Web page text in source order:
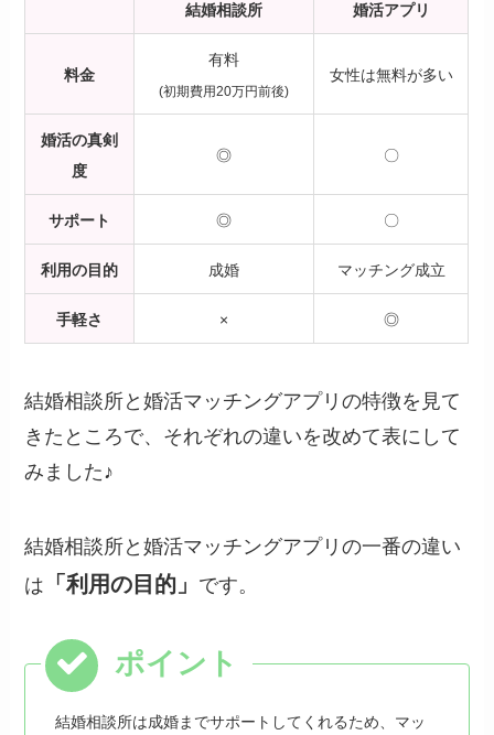
結婚相談所 婚活アプリ
料金
有料
(初期費用20万円前後)
女性は無料が多い
婚活の真剣
度
◎ 〇
サポート ◎ 〇
利用の目的 成婚 マッチング成立
手軽さ × ◎
結婚相談所と婚活マッチングアプリの特徴を見て
きたところで、それぞれの違いを改めて表にして
みました♪
結婚相談所と婚活マッチングアプリの一番の違い
は
「利用の目的」 です。
結婚相談所は成婚までサポートしてくれるため、マッ